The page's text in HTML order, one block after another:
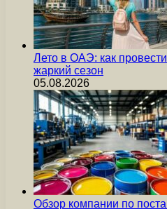
Лето в ОАЭ: как
жаркий сезон
05.08.2026
Обзор компании по